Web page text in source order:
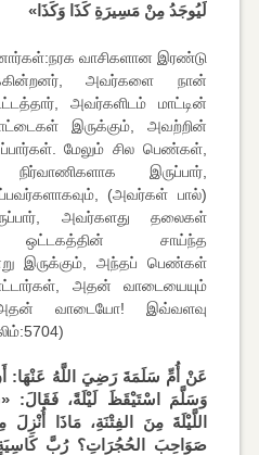
لَيُوجَدُ مِنْ مَسِيرَةِ كَذَا وَكَذَا»
வாசிகளான இரண்டு
அவர்களை நான்
அவர்களிடம் மாட்டின்
இருக்கும், அவற்றின்
மேலும் சில பெண்கள்,
இருப்பார்,
(அவர்கள் பால்)
அவர்களது தலைகள்
ஒட்டகத்தின் சாய்ந்த
இருக்கும், அந்தப் பெண்கள்
அதன் வாடையையும்
அதன் வாடையோ! இவ்வளவு
عَنْ أُمِّ سَلَمَةَ رَضِيَ اللَّهُ عَنْهَا:
وَسَلَّمَ اسْتَيْقَظَ لَيْلَةً، فَقَالَ:
اللَّيْلَةَ مِنَ الفِتْنَةِ، مَاذَا
صَوَاحِبَ الحُجُرَاتِ؟ رُبَّ كَاسِيَةٍ